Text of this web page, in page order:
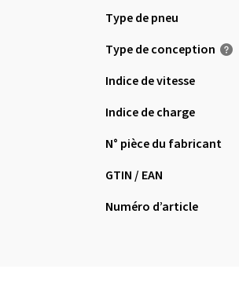
Type de pneu
Type de conception
Indice de vitesse
Indice de charge
N° pièce du fabricant
GTIN / EAN
Numéro d’article